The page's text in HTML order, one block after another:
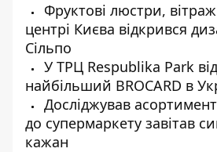
Фруктові люстри,
центрі Києва відкрився
Сільпо
У ТРЦ Respublika Park
найбільший BROCARD в
Досліджував
до супермаркету завітав
кажан